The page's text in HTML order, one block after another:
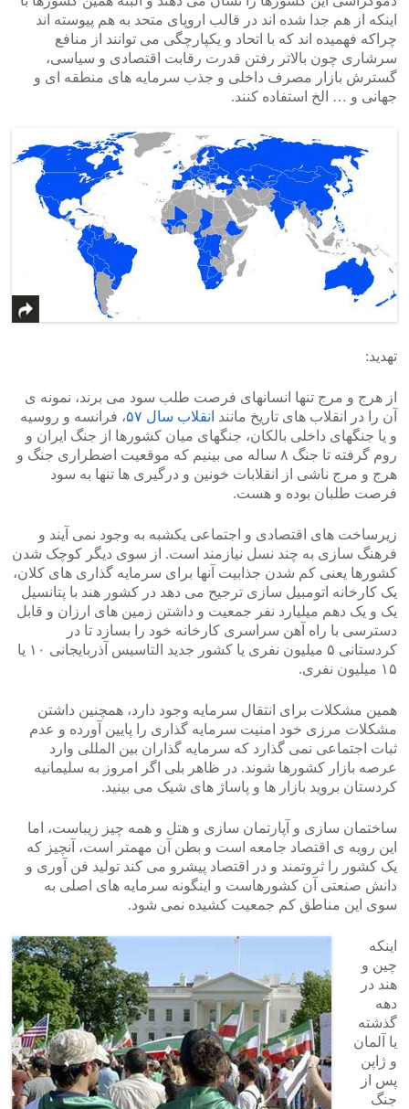
اینکه از هم جدا شده اند در قالب اروپای متحد به هم پیوسته اند
چراکه فهمیده اند که با اتحاد و یکپارچگی می توانند از منافع
سرشاری چون بالاتر رفتن قدرت رقابت اقتصادی و سیاسی،
گسترش بازار مصرف داخلی و جذب سرمایه های منطقه ای و
جهانی و … الخ استفاده کنند.
تهدید:
از هرج و مرج تنها انسانهای فرصت طلب سود می برند، نمونه ی
آن را در انقلاب های تاریخ مانند انقلاب سال ۵۷
، فرانسه و روسیه
و یا جنگهای داخلی بالکان، جنگهای میان کشورها از جنگ ایران و
روم گرفته تا جنگ ۸ ساله می بینیم که موقعیت اضطراری جنگ و
هرج و مرج ناشی از انقلابات خونین و درگیری ها تنها به سود
فرصت طلبان بوده و هست.
زیرساخت های اقتصادی و اجتماعی یکشبه به وجود نمی آیند و
فرهنگ سازی به چند نسل نیازمند است. از سوی دیگر کوچک شدن
کشورها یعنی کم شدن جذابیت آنها برای سرمایه گذاری های کلان،
یک کارخانه اتومبیل سازی ترجیح می دهد در کشور هند با پتانسیل
یک و یک دهم میلیارد نفر جمعیت و داشتن زمین های ارزان و قابل
دسترسی با راه آهن سراسری کارخانه خود را بسازد تا در
کردستانی ۵ میلیون نفری یا کشور جدید التاسیس آذربایجانی ۱۰ یا
۱۵ میلیون نفری.
همین مشکلات برای انتقال سرمایه وجود دارد، همچنین داشتن
مشکلات مرزی خود امنیت سرمایه گذاری را پایین آورده و عدم
ثبات اجتماعی نمی گذارد که سرمایه گذاران بین المللی وارد
عرصه بازار کشورها شوند. در ظاهر بلی اگر امروز به سلیمانیه
کردستان بروید بازار ها و پاساژ های شیک می بینید.
ساختمان سازی و آپارتمان سازی و هتل و همه چیز زیباست، اما
این رویه ی اقتصاد جامعه است و بطن آن مهمتر است، آنچیز که
یک کشور را ثروتمند و در اقتصاد پیشرو می کند تولید فن آوری و
دانش صنعتی آن کشورهاست و اینگونه سرمایه های اصلی به
سوی این مناطق کم جمعیت کشیده نمی شود.
اینکه
چین و
هند در
دهه
گذشته
یا آلمان
و ژاپن
پس از
جنگ